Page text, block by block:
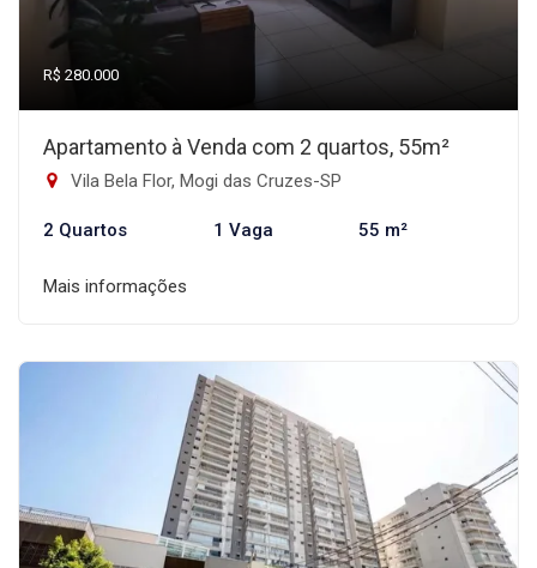
R$ 280.000
Apartamento à Venda com 2 quartos, 55m²
Vila Bela Flor, Mogi das Cruzes-SP
2 Quartos 1 Vaga 55 m²
Mais informações